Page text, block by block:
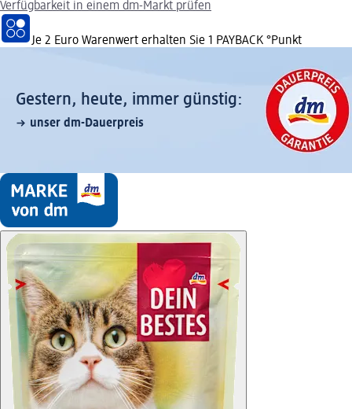
Verfügbarkeit in einem dm-Markt prüfen
Je 2 Euro Warenwert erhalten Sie 1 PAYBACK °Punkt
Gestern, heute, immer günstig:
unser dm-Dauerpreis